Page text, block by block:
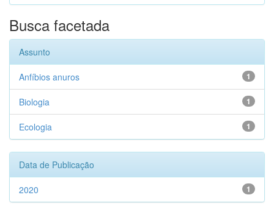
Busca facetada
Assunto
1
Anfíbios anuros
1
Biologia
1
Ecologia
Data de Publicação
1
2020